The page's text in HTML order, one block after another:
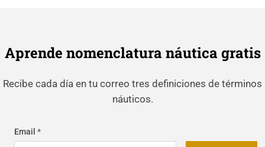
Aprende nomenclatura náutica gratis
Recibe cada día en tu correo tres definiciones de términos
náuticos.
Email *